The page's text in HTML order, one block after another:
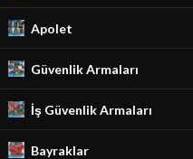
Apolet
Güvenlik Armaları
İş Güvenlik Armaları
Bayraklar
Ana Sayfa/Mağaza Ürünler